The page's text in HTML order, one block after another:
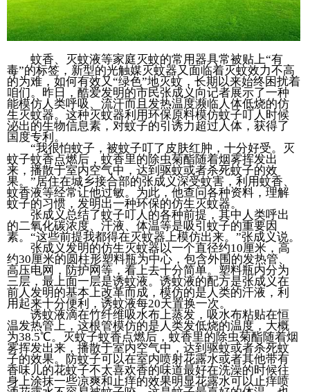
蚊香、灭蚊液等家庭灭蚊的常用器具常被贴上“有
毒”的标签，新型的光触媒灭蚊器又面临着灭蚊效力不高
的为难，如何有效又“绿色”地灭蚊，长期以来始终困扰着
咱们。昨日，酷爱发明的市民张成义向记者展示了一种
能模仿人类呼吸、流汗而且发热温度濒临人体低烧的仿
生灭蚊器。这种灭蚊器利用环保原料模仿蚊子叮人时候
泌出的生物信息素，对蚊子的引诱力超过人体，获得了
国度专利。
“我很怕蚊子，被蚊子叮了皮肤红肿，十分好受。灭
蚊子蚊香点燃后，蚊香里的除虫菊酯随着烟雾挥发出
来，播散于室内空气中，达到驱蚊或者杀死蚊子的效
果。”居住在城乡接合部的张成义深受蚊害，利用蚊香、
蚊香液等经常让他过敏。为此，他查问各种资料，理解
蚊子的习惯，发明出一种环保的仿生灭蚊器。
张成义总结了蚊子叮人的各种前提，其中人类呼出
的二氧化碳浓度、汗液、体温等是吸引蚊子的重要因
素。“这些前提我都得在灭蚊器上模仿出来。”张成义说。
张成义发明的仿生灭蚊器以一个直径约10厘米，高
约30厘米的圆柱形塑料瓶为中心，包含外围的发热管、
高压电网，防护网等，看上去十分简单。塑料瓶内分为
三层，最上面一层是诱蚊液。诱蚊液的配方是张成义在
前人发明的基本上改革而成，模仿的是人类的汗液，利
用起来十分便利，诱蚊液每20天置换一次。
诱蚊液滴在竹纤维吸水布上蒸发，吸水布粘贴在恒
温发热管上，这根管模仿的是人类发低烧的温度，大概
为38.5℃。灭蚊子蚊香点燃后，蚊香里的除虫菊酯随着烟
雾挥发出来，播散于室内空气中，达到驱蚊或者杀死蚊
子的效果。防蚊子可以在室内喷射花露水或者其他带有
香味儿的花蚊子不太喜欢香的味道最好在洗澡的时候往
身上涂抹一些凉爽和止痒的效果明显花露水可以止痒喷